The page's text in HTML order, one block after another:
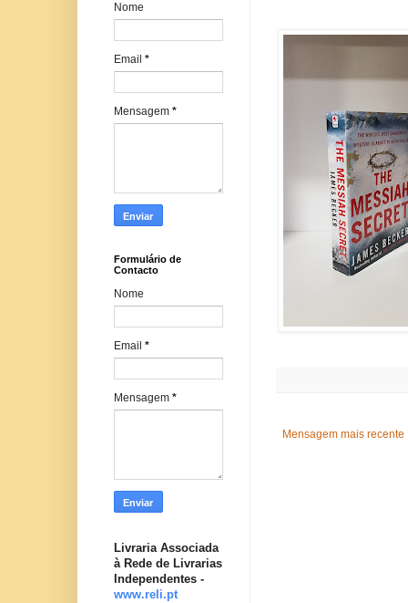
Mensagem mais recente
Nome
Email *
Mensagem *
Formulário de
Contacto
Nome
Email *
Mensagem *
Livraria Associada
à Rede de Livrarias
Independentes -
www.reli.pt